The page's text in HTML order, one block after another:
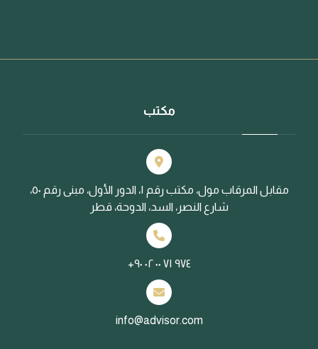
مكتب
مقابل المرقاب مول، مكتب رقم ١، الدور الأول، مبنى رقم ٥٠،
شارع النصر، السد، الدوحة، قطر
+٩٧٤ ٧١ ٠٠ ٠٢ ٩٠
info@advisor.com